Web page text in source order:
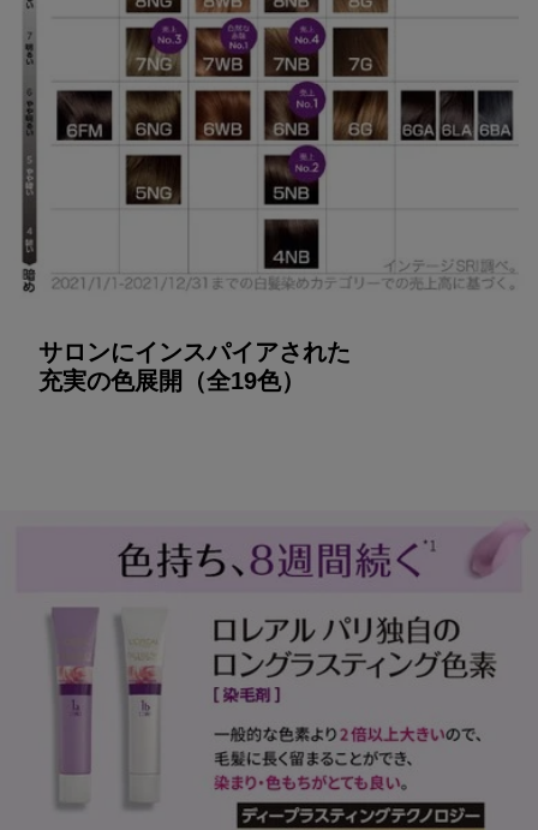
サロンにインスパイアされた
充実の色展開（全19色）